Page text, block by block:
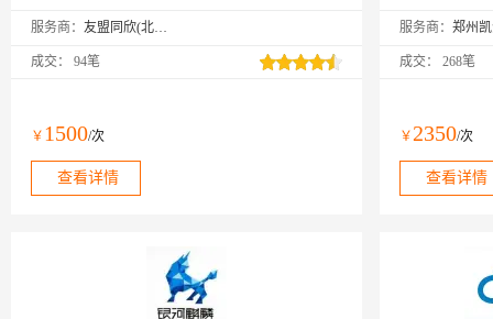
性，提高App活跃度。PS：购买成功后，需要在友盟
活才可以正常使用。
服务商： 友盟同欣(北京)科技有限公司
成交： 94笔
￥ 1500/次
查看详情
顾问的引导下
服务商：
成交： 268笔
￥2350/次
查看详情